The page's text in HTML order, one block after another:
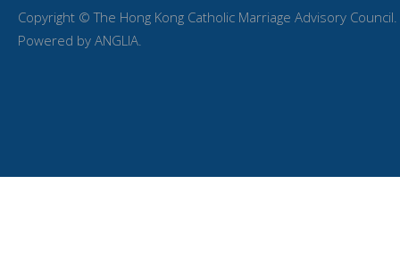
Copyright © The Hong Kong Catholic Marriage Advisory Council.
Powered by ANGLIA